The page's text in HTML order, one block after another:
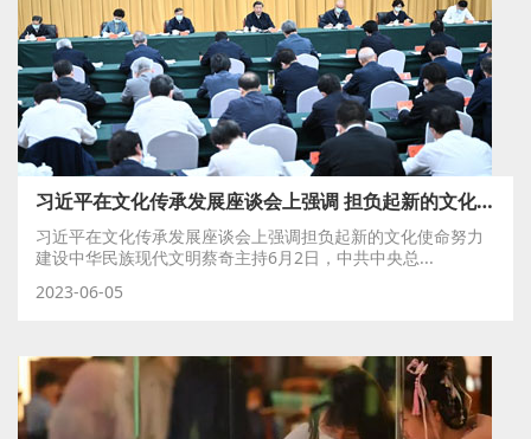
习近平在文化传承发展座谈会上强调 担负起新的文化使命 努力建设中华民族现代文明
习近平在文化传承发展座谈会上强调担负起新的文化使命努力
建设中华民族现代文明蔡奇主持6月2日，中共中央总...
2023-06-05